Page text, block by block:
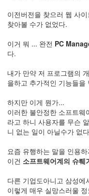
이전버전을 찾으러 웹 사
찾아볼 수가 없었다.
이거 뭐 ... 완전 PC
다.
내가 만약 저 프로그램의
을하고 추가적인 기능들을
하지만 이게 뭔가...
이러한 불안정한 소프트웨
라고 하니 사용자를 무슨
니 없는 일이 아닐수가 없
요즘 유행하는 말을 인용하
이건 소프트웨어계의 슈뤠
다른 기업도아니고 삼성에
이렇게 매우 실망스러울
1
psp
삽
질
기
타
메
모
13
행
1
경
3
지